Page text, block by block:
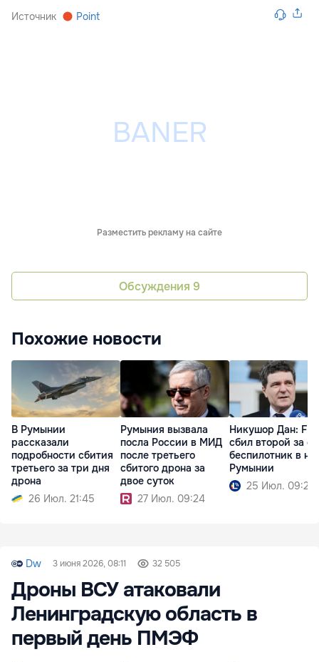
Источник Point
Разместить рекламу на сайте
Обсуждения 9
Похожие новости
В Румынии
рассказали
подробности сбития
третьего за три дня
дрона
26 Июл. 21:45
Румыния вызвала
посла России в МИД
после третьего
сбитого дрона за
двое суток
27 Июл. 09:24
Никушор Дан: F-
сбил второй за
беспилотник в
Румынии
25 Июл. 09:25
Dw 3 июня 2026, 08:11 32 505
Дроны ВСУ атаковали
Ленинградскую область в
первый день ПМЭФ